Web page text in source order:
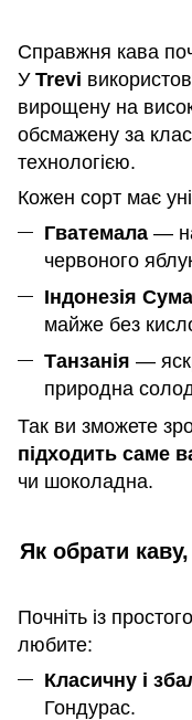
Справжня кава
У Trevi
вирощену на
обсмажену за
технологією.
Кожен сорт має
Гватемала —
червоного
Індонезія
майже без
Танзанія —
природна
Так ви зможете
підходить саме
чи шоколадна.
Як обрати
Почніть із
любите:
Класичну і
Гондурас.